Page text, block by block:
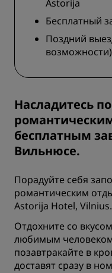
Насладитесь
бесплатным
Вильнюсе.
Порадуйте себя
романтическим
Astorija Hotel, Vilnius.
Отдохните со
любимым
позавтракайте в
доставят сразу в
Astorija
Бесплатный
Поздний
возможности)